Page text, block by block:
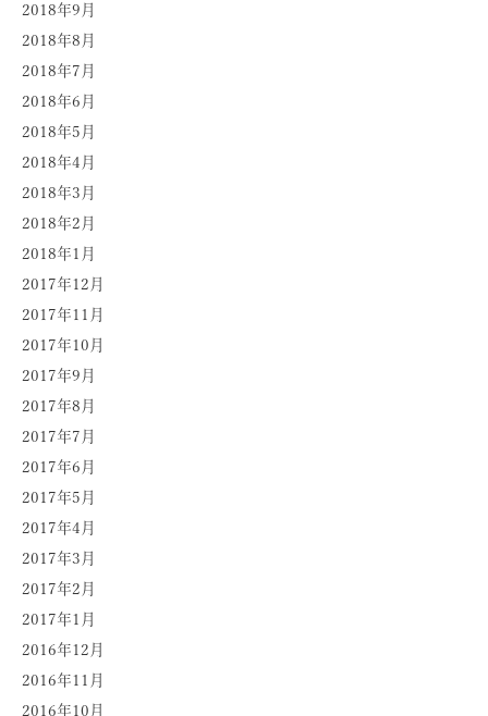
2018年9月
2018年8月
2018年7月
2018年6月
2018年5月
2018年4月
2018年3月
2018年2月
2018年1月
2017年12月
2017年11月
2017年10月
2017年9月
2017年8月
2017年7月
2017年6月
2017年5月
2017年4月
2017年3月
2017年2月
2017年1月
2016年12月
2016年11月
2016年10月